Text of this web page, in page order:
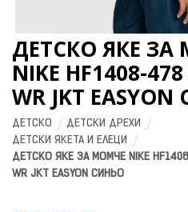
ДЕТСКО ЯКЕ
NIKE HF1408-
WR JKT
ДЕТСКО
ДЕТСКИ ДРЕХИ
ДЕТСКИ ЯКЕТА И ЕЛЕЦИ
ДЕТСКО ЯКЕ ЗА МОМЧЕ NIKE
WR JKT EASYON СИНЬО